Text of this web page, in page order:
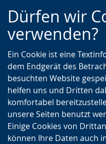
Dürfen wir
verwenden?
Ein Cookie ist eine
dem Endgerät des
besuchten Website
helfen uns und Dritten
komfortabel
unsere Seiten benutzt
Einige Cookies von
können Ihre Daten auch